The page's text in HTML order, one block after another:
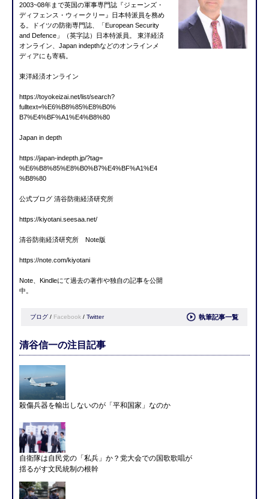
2003~08年まで英国の軍事専門誌『ジェーンズ・
ディフェンス・ウィークリー』日本特派員を務め
る。ドイツの防衛専門誌、「European Security
and Defence」（英字誌）日本特派員。 東洋経済
オンライン、Japan indepthなどのオンラインメ
ディアにも寄稿。
東洋経済オンライン
https://toyokeizai.net/list/search?
fulltext=%E6%B8%85%E8%B0%
B7%E4%BF%A1%E4%B8%80
Japan in depth
https://japan-indepth.jp/?tag=
%E6%B8%85%E8%B0%B7%E4%BF%A1%E4
%B8%80
公式ブログ 清谷防衛経済研究所
https://kiyotani.seesaa.net/
清谷防衛経済研究所 Note版
https://note.com/kiyotani
Note、Kindleにて過去の著作や独自の記事を公開
中。
ブログ / Facebook /Twitter 執筆記事一覧
清谷信一の注目記事
殺傷兵器を輸出しないのが「平和国家」なのか
自衛隊は自民党の「私兵」か？党大会での国歌歌唱が
揺るがす文民統制の根幹